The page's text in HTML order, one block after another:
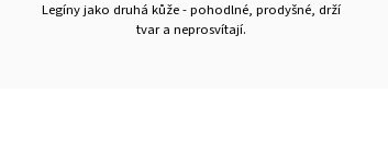
Legíny jako druhá kůže - pohodlné, prodyšné, drží
tvar a neprosvítají.